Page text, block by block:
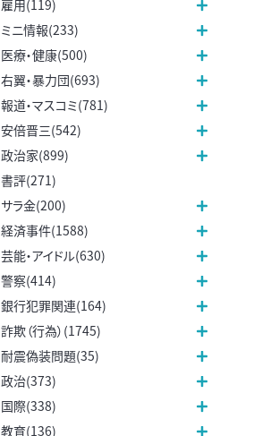
雇用(119)
ミニ情報(233)
医療・健康(500)
右翼・暴力団(693)
報道・マスコミ(781)
安倍晋三(542)
政治家(899)
書評(271)
サラ金(200)
経済事件(1588)
芸能・アイドル(630)
警察(414)
銀行犯罪関連(164)
詐欺（行為）(1745)
耐震偽装問題(35)
政治(373)
国際(338)
教育(136)